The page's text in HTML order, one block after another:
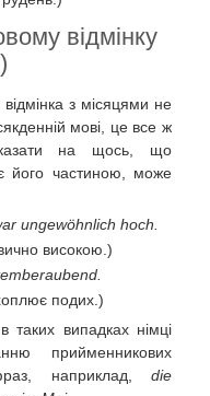
відмінку
з місяцями не
мові, це все ж
на щось, що
його частиною, може
ungewöhnlich hoch.
високою.)
подих.)
таких випадках німці
прийменникових
наприклад, die